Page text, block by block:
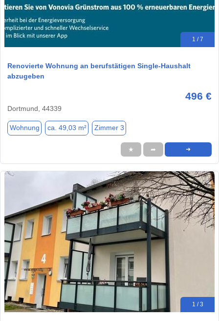
1 / 7
Renovierte Wohnung an berufstätigen Single-Haushalt
abzugeben
496 €
Dortmund, 44339
Wohnung ca. 49,03 m² Zimmer 3
★ ➦ ➜
1 / 3